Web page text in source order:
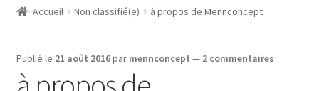
Mon Compte
Accueil Non classifié(e) à propos de Mennconcept
Publié le 21 août 2016par mennconcept — 2 commentaires